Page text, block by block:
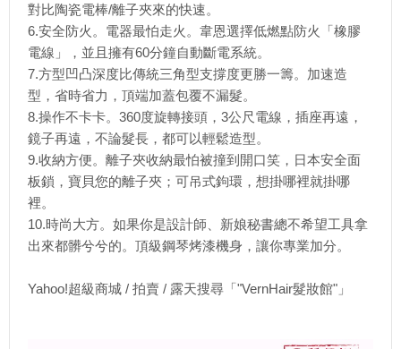
對比陶瓷電棒/離子夾來的快­速。
6.安全防火。電器最怕走火。韋恩選擇低燃點防火「橡膠
電線」，並且擁有60分鐘自動­斷電系統。
7.方型凹凸深度比傳統三角型支撐度更勝一籌。加速造
型，省時省力，頂端加蓋包覆不漏­髮。
8.操作不卡卡。360度旋轉接頭，3公尺電線，插座再遠，
鏡子再遠，不論髮長，都可­以輕鬆造型。
9.收納方便。離子夾收納最怕被撞到開口笑，日本安全面
板鎖，寶貝您的離子夾；可吊式­鉤環，想掛哪裡就掛哪
裡。
10.時尚大方。如果你是設計師、新娘秘書總不希望工具拿
出來都髒兮兮的。頂級鋼琴烤­漆機身，讓你專業加分。
Yahoo!超級商城 / 拍賣 / 露天搜尋「"VernHair髮妝館"」